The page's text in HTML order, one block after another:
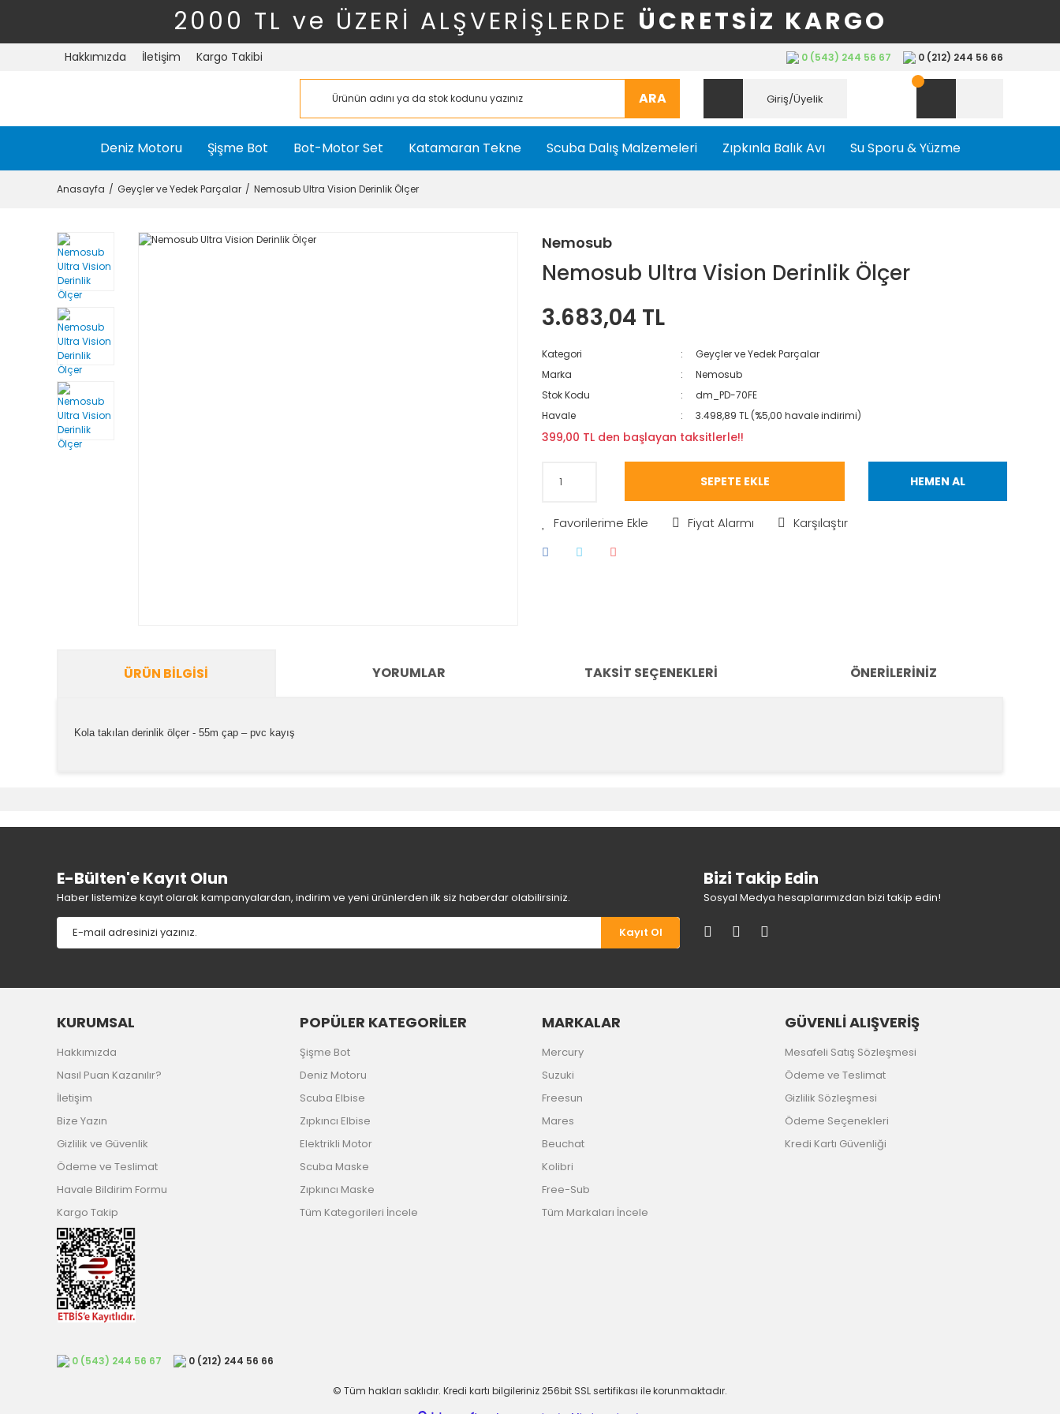
2000 TL ve ÜZERİ ALŞVERİŞLERDE ÜCRETSİZ KARGO
Hakkımızda İletişim Kargo Takibi 0 (543) 244 56 67 0 (212) 244 56 66
ARA Giriş/Üyelik
Deniz Motoru Şişme Bot Bot-Motor Set Katamaran Tekne Scuba Dalış Malzemeleri Zıpkınla Balık Avı Su Sporu & Yüzme
Anasayfa Geyçler ve Yedek Parçalar Nemosub Ultra Vision Derinlik Ölçer
Nemosub
Nemosub Ultra Vision Derinlik Ölçer
3.683,04 TL
Kategori
Geyçler ve Yedek Parçalar
Marka
Nemosub
Stok Kodu
dm_PD-70FE
Havale
3.498,89 TL (%5,00 havale indirimi)
399,00 TL den başlayan taksitlerle!!
SEPETE EKLE HEMEN AL
Fiyat Alarmı Karşılaştır
ÜRÜN BILGISI YORUMLAR TAKSIT SEÇENEKLERI ÖNERILERINIZ
Kola takılan derinlik ölçer - 55m çap – pvc kayış
Ürün resmi kalitesiz, bozuk veya görüntülenemiyor.
Ürün bilgilerinde hatalar bulunuyor.
Ürün fiyatı diğer sitelerden daha pahalı.
Bu ürüne benzer farklı alternatifler olmalı.
Gönder
E-Bülten'e Kayıt Olun
Haber listemize kayıt olarak kampanyalardan, indirim ve yeni ürünlerden ilk siz haberdar olabilirsiniz.
Kayıt Ol
Bizi Takip Edin
Sosyal Medya hesaplarımızdan bizi takip edin!
KURUMSAL
Hakkımızda
Nasıl Puan Kazanılır?
İletişim
Bize Yazın
Gizlilik ve Güvenlik
Ödeme ve Teslimat
Havale Bildirim Formu
Kargo Takip
POPÜLER KATEGORİLER
Şişme Bot
Deniz Motoru
Scuba Elbise
Zıpkıncı Elbise
Elektrikli Motor
Scuba Maske
Zıpkıncı Maske
Tüm Kategorileri İncele
MARKALAR
Mercury
Suzuki
Freesun
Mares
Beuchat
Kolibri
Free-Sub
Tüm Markaları İncele
GÜVENLİ ALIŞVERİŞ
Mesafeli Satış Sözleşmesi
Ödeme ve Teslimat
Gizlilik Sözleşmesi
Ödeme Seçenekleri
Kredi Kartı Güvenliği
0 (543) 244 56 67 0 (212) 244 56 66
© Tüm hakları saklıdır. Kredi kartı bilgileriniz 256bit SSL sertifikası ile korunmaktadır.